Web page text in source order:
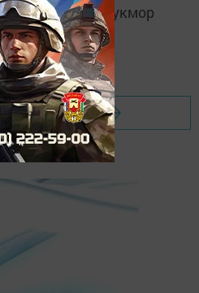
канал«Кукмор
новости